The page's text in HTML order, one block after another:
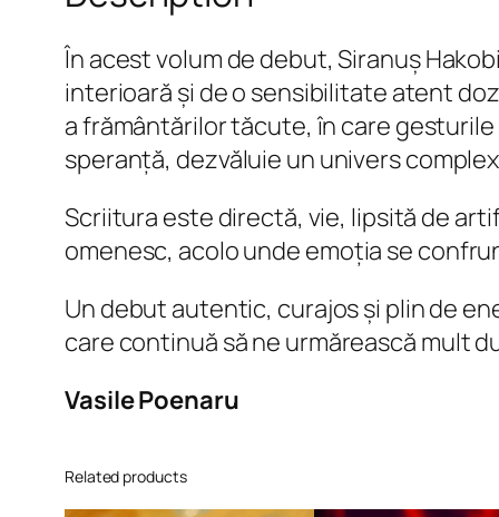
În acest volum de debut, Siranuș
interioară și de o sensibilitate atent
a frământărilor tăcute, în care
speranță, dezvăluie un univers
Scriitura este directă, vie, lipsită de
omenesc, acolo unde emoția se
Un debut autentic, curajos și plin de
care continuă să ne urmărească mult
Vasile Poenaru
Related products